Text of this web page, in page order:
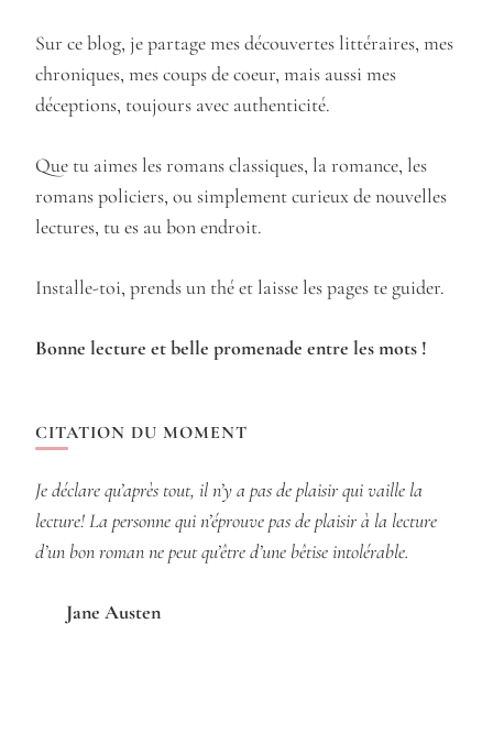
Sur ce blog, je partage mes découvertes littéraires, mes
chroniques, mes coups de coeur, mais aussi mes
déceptions, toujours avec authenticité.
Que tu aimes les romans classiques, la romance, les
romans policiers, ou simplement curieux de nouvelles
lectures, tu es au bon endroit.
Installe-toi, prends un thé et laisse les pages te guider.
Bonne lecture et belle promenade entre les mots !
CITATION DU MOMENT
Je déclare qu’après tout, il n’y a pas de plaisir qui vaille la
lecture! La personne qui n’éprouve pas de plaisir à la lecture
d’un bon roman ne peut qu’être d’une bêtise intolérable.
Jane Austen